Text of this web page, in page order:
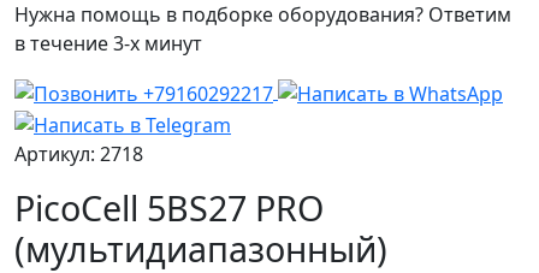
Нужна помощь в подборке оборудования? Ответим
в течение 3-х минут
Артикул: 2718
PicoCell 5BS27 PRO
(мультидиапазонный)